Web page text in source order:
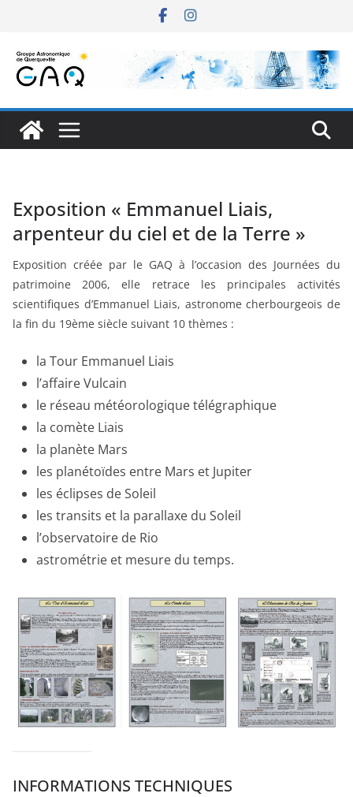
contenu
Exposition « Emmanuel Liais,
arpenteur du ciel et de la Terre »
Exposition créée par le GAQ à l’occasion des Journées du
patrimoine 2006, elle retrace les principales activités
scientifiques d’Emmanuel Liais, astronome cherbourgeois de
la fin du 19ème siècle suivant 10 thèmes :
la Tour Emmanuel Liais
l’affaire Vulcain
le réseau météorologique télégraphique
la comète Liais
la planète Mars
les planétoïdes entre Mars et Jupiter
les éclipses de Soleil
les transits et la parallaxe du Soleil
l’observatoire de Rio
astrométrie et mesure du temps.
INFORMATIONS TECHNIQUES